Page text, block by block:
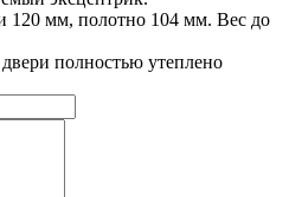
120 мм, полотно 104 мм. Вес до
полностью утеплено